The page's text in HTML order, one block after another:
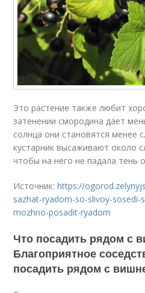
Это растение также любит
затенении смородина дает
солнца они становятся менее
кустарник высаживают около
чтобы на него не падала тень
Источник:https://
sazhat-ryadom-so-slivoy-sosedi-
mozhno-posadit-ryadom
Что посадить рядом с
Благоприятное
посадить рядом с